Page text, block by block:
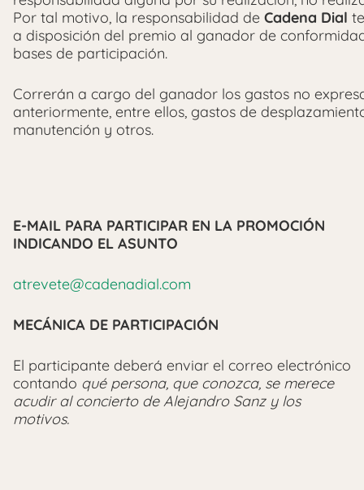
Por tal motivo, la responsabilidad de Cadena Dial
a disposición del premio al ganador de
bases de participación.
Correrán a cargo del ganador los gastos no
anteriormente, entre ellos, gastos de
manutención y otros.
E-MAIL PARA PARTICIPAR EN LA PROMOCIÓN
INDICANDO EL ASUNTO
atrevete@cadenadial.com
MECÁNICA DE PARTICIPACIÓN
El participante deberá enviar el correo electrónico
contando qué persona, que conozca, se merece
acudir al concierto de Alejandro Sanz y los
motivos.